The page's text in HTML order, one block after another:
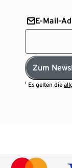
E-Mail-
Zum
¹ Es gelten die